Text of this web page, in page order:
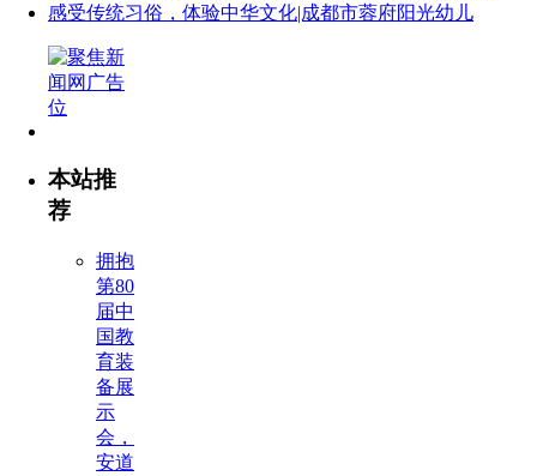
感受传统习俗，体验中华文化|成都市蓉府阳光幼儿
本站推
荐
拥抱
第80
届中
国教
育装
备展
示
会，
安道